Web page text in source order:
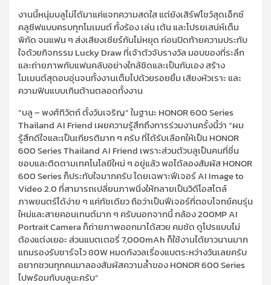
งานนี้หนุ่มบลูไม่ได้มาแค่แจกความสดใส แต่ยังเสิร์ฟโชว์สุดเอ็กซ์
คลูซีฟแบบครบทุกโมเมนต์ ทั้งร้อง เล่น เต้น และโปรยเสน่ห์เต็ม
พิกัด จนแฟน ๆ ส่งเสียงเชียร์กันไม่หยุด ก่อนปิดท้ายความประทับ
ใจด้วยกิจกรรม Lucky Draw ที่เจ้าตัวจับรางวัล มอบของที่ระลึก
และถ่ายภาพกับแฟนคลับอย่างใกล้ชิดและเป็นกันเอง สร้าง
โมเมนต์สุดอบอุ่นจนทั้งงานเต็มไปด้วยรอยยิ้ม เสียงหัวเราะ และ
ความฟินแบบเกินต้านตลอดทั้งงาน
“บลู – พงศ์ทิวัตถ์ ตั้งวันเจริญ” ในฐานะ HONOR 600 Series
Thailand AI Friend เผยความรู้สึกถึงการร่วมงานครั้งนี้ว่า “ผม
รู้สึกดีใจและเป็นเกียรติมาก ๆ ครับ ที่ได้รับเลือกให้เป็น HONOR
600 Series Thailand AI Friend เพราะส่วนตัวบลูเป็นคนที่ชื่น
ชอบและติดตามเทคโนโลยีใหม่ ๆ อยู่แล้ว พอได้ลองสัมผัส HONOR
600 Series ก็ประทับใจมากครับ โดยเฉพาะฟีเจอร์ AI Image to
Video 2.0 ที่สามารถเปลี่ยนภาพนิ่งให้กลายเป็นวิดีโอสไตล์
ภาพยนตร์ได้ง่าย ๆ แค่ทัชเดียว ถือว่าเป็นฟีเจอร์ที่ตอบโจทย์คนรุ่น
ใหม่และสายคอนเทนต์มาก ๆ ครับนอกจากนี้ กล้อง 200MP AI
Portrait Camera ก็ถ่ายภาพออกมาได้สวย คมชัด ดูโปรแบบไม่
ต้องแต่งเยอะ ส่วนแบตเตอรี่ 7,000mAh ก็ใช้งานได้ยาวนานมาก
แถมรองรับชาร์จไว 80W หมดกังวลเรื่องแบตระหว่างวันเลยครับ
อยากชวนทุกคนมาลองสัมผัสความล้ำของ HONOR 600 Series
ไปพร้อมกับบลูนะครับ”